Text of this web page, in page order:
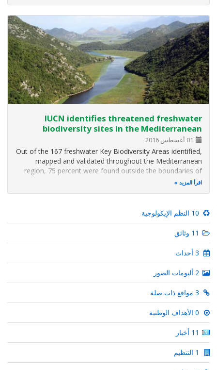
IUCN identifies threatened freshwater
biodiversity sites in the Mediterranean
01 أغسطس 2016
Out of the 167 freshwater Key Biodiversity Areas identified,
mapped and validated throughout the Mediterranean
region, 75 percent were found outside the boundaries of
any pre-existing protected areas or other KBAs, according
اقرأ المزيد
2 ألبومات الصور